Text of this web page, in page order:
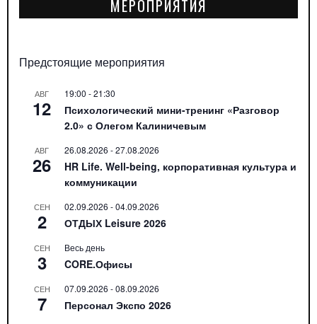
МЕРОПРИЯТИЯ
Предстоящие мероприятия
АВГ
12
19:00 -21:30
Психологический мини-тренинг «Разговор
2.0» с Олегом Калиничевым
АВГ
26
26.08.2026 -27.08.2026
HR Life. Well-being, корпоративная культура и
коммуникации
СЕН
2
02.09.2026 -04.09.2026
ОТДЫХ Leisure 2026
СЕН
3
Весь день
CORE.Офисы
СЕН
7
07.09.2026 -08.09.2026
Персонал Экспо 2026